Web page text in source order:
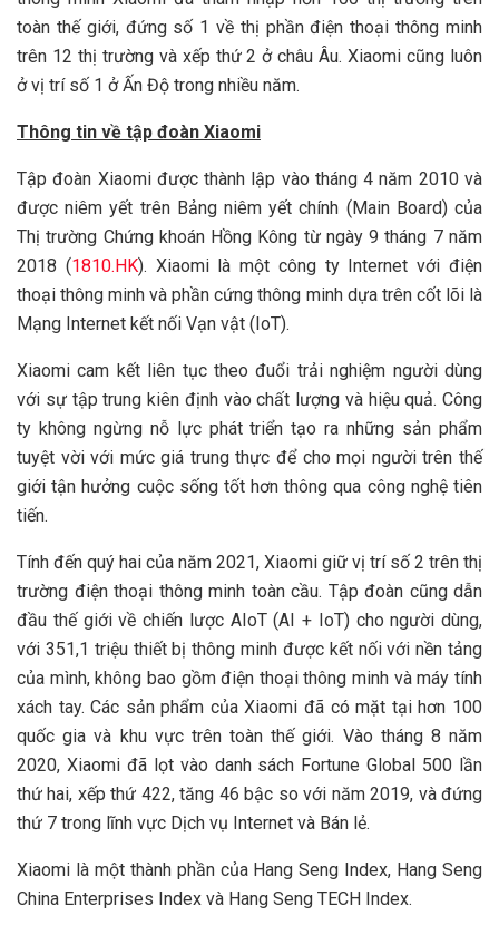
toàn thế giới, đứng số 1 về thị phần điện thoại thông minh
trên 12 thị trường và xếp thứ 2 ở châu Âu. Xiaomi cũng luôn
ở vị trí số 1 ở Ấn Độ trong nhiều năm.
Thông tin về tập đoàn Xiaomi
Tập đoàn Xiaomi được thành lập vào tháng 4 năm 2010 và
được niêm yết trên Bảng niêm yết chính (Main Board) của
Thị trường Chứng khoán Hồng Kông từ ngày 9 tháng 7 năm
2018 (1810.HK). Xiaomi là một công ty Internet với điện
thoại thông minh và phần cứng thông minh dựa trên cốt lõi là
Mạng Internet kết nối Vạn vật (IoT).
Xiaomi cam kết liên tục theo đuổi trải nghiệm người dùng
với sự tập trung kiên định vào chất lượng và hiệu quả. Công
ty không ngừng nỗ lực phát triển tạo ra những sản phẩm
tuyệt vời với mức giá trung thực để cho mọi người trên thế
giới tận hưởng cuộc sống tốt hơn thông qua công nghệ tiên
tiến.
Tính đến quý hai của năm 2021, Xiaomi giữ vị trí số 2 trên thị
trường điện thoại thông minh toàn cầu. Tập đoàn cũng dẫn
đầu thế giới về chiến lược AIoT (AI + IoT) cho người dùng,
với 351,1 triệu thiết bị thông minh được kết nối với nền tảng
của mình, không bao gồm điện thoại thông minh và máy tính
xách tay. Các sản phẩm của Xiaomi đã có mặt tại hơn 100
quốc gia và khu vực trên toàn thế giới. Vào tháng 8 năm
2020, Xiaomi đã lọt vào danh sách Fortune Global 500 lần
thứ hai, xếp thứ 422, tăng 46 bậc so với năm 2019, và đứng
thứ 7 trong lĩnh vực Dịch vụ Internet và Bán lẻ.
Xiaomi là một thành phần của Hang Seng Index, Hang Seng
China Enterprises Index và Hang Seng TECH Index.